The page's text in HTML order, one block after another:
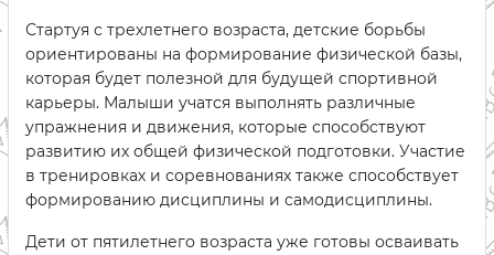
Стартуя с трехлетнего возраста, детские борьбы
ориентированы на формирование физической базы,
которая будет полезной для будущей спортивной
карьеры. Малыши учатся выполнять различные
упражнения и движения, которые способствуют
развитию их общей физической подготовки. Участие
в тренировках и соревнованиях также способствует
формированию дисциплины и самодисциплины.
Дети от пятилетнего возраста уже готовы осваивать